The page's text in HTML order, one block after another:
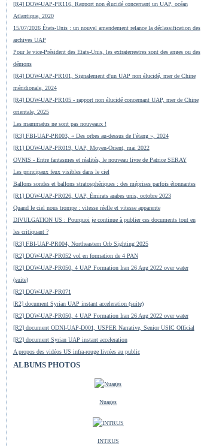
[R4] DOW-UAP-PR116, Rapport non élucidé concernant un UAP, océan
Atlantique, 2020
15/07/2026 États-Unis : un nouvel amendement relance la déclassification des
archives UAP
Pour le vice-Président des Etats-Unis, les extraterrestres sont des anges ou des
démons
[R4] DOW-UAP-PR101, Signalement d'un UAP non élucidé, mer de Chine
méridionale, 2024
[R4] DOW-UAP-PR105 - rapport non élucidé concernant UAP, mer de Chine
orientale, 2025
Les mammatus ne sont pas nouveaux !
[R3] FBI-UAP-PR003, « Des orbes au-dessus de l'étang », 2024
[R1] DOW-UAP-PR019, UAP, Moyen-Orient, mai 2022
OVNIS - Entre fantasmes et réalités, le nouveau livre de Patrice SERAY
Les principaux feux visibles dans le ciel
Ballons sondes et ballons stratosphériques : des méprises parfois étonnantes
[R1] DOW-UAP-PR026, UAP, Émirats arabes unis, octobre 2023
Quand le ciel nous trompe : vitesse réelle et vitesse apparente
DIVULGATION US : Pourquoi je continue à publier ces documents tout en
les critiquant ?
[R3] FBI-UAP-PR004, Northeastern Orb Sighting 2025
[R2] DOW-UAP-PR052 vol en formation de 4 PAN
[R2] DOW-UAP-PR050, 4 UAP Formation Iran 26 Aug 2022 over water
(suite)
[R2] DOW-UAP-PR071
|R2] document Syrian UAP instant acceleration (suite)
[R2] DOW-UAP-PR050, 4 UAP Formation Iran 26 Aug 2022 over water
[R2] document ODNI-UAP-D001, USPER Narrative, Senior USIC Official
[R2] document Syrian UAP instant acceleration
A propos des vidéos US infra-rouge livrées au public
ALBUMS PHOTOS
Nuages
INTRUS